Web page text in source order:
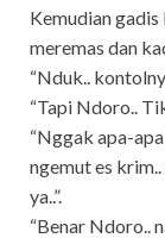
Kemudian gadis
meremas dan
“Nduk..
“Tapi Ndoro..
“Nggak apa-
ngemut es
ya..”.
“Benar Ndoro..